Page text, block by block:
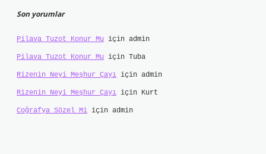
Son yorumlar
Pilava Tuzot Konur Mu için admin
Pilava Tuzot Konur Mu için Tuba
Rizenin Neyi Meşhur Çayı için admin
Rizenin Neyi Meşhur Çayı için Kurt
Coğrafya Sözel Mi için admin